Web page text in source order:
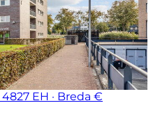
4827 EH · Breda €